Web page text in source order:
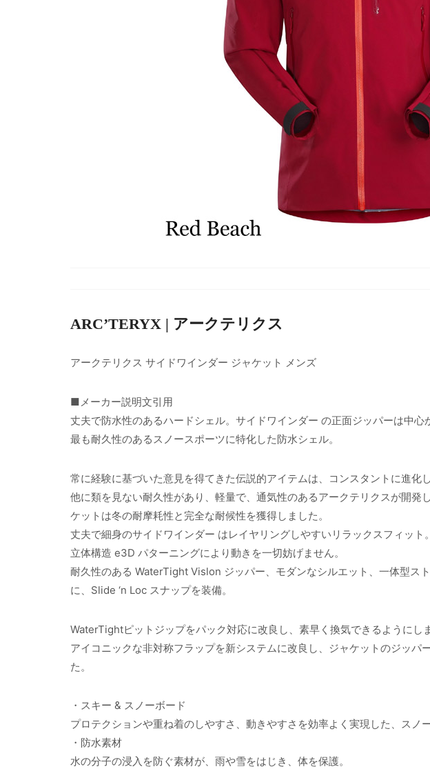
ARC’TERYX | アークテリクス
アークテリクス サイドワインダー ジャケット メンズ
■メーカー説明文引用
丈夫で防水性のあるハードシェル。サイドワインダー の正面ジッパーは中心
最も耐久性のあるスノースポーツに特化した防水シェル。
常に経験に基づいた意見を得てきた伝説的アイテムは、コンスタントに進化し
他に類を見ない耐久性があり、軽量で、通気性のあるアークテリクスが開発
ケットは冬の耐摩耗性と完全な耐候性を獲得しました。
丈夫で細身のサイドワインダー はレイヤリングしやすいリラックスフィット。
立体構造 e3D パターニングにより動きを一切妨げません。
耐久性のある WaterTight Vislon ジッパー、モダンなシルエット、一体型ス
に、Slide ‘n Loc スナップを装備。
WaterTightピットジップをパック対応に改良し、素早く換気できるようにしま
アイコニックな非対称フラップを新システムに改良し、ジャケットのジッパ
た。
・スキー & スノーボード
プロテクションや重ね着のしやすさ、動きやすさを効率よく実現した、スノ
・防水素材
水の分子の浸入を防ぐ素材が、雨や雪をはじき、体を保護。